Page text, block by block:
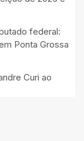
federal:
Ponta Grossa
Curi ao